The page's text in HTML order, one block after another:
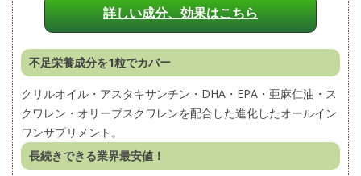
詳しい成分、効果はこちら
不足栄養成分を1粒でカバー
クリルオイル・アスタキサンチン・DHA・EPA・亜麻仁油・ス
クワレン・オリーブスクワレンを配合した進化したオールイン
ワンサプリメント。
長続きできる業界最安値！